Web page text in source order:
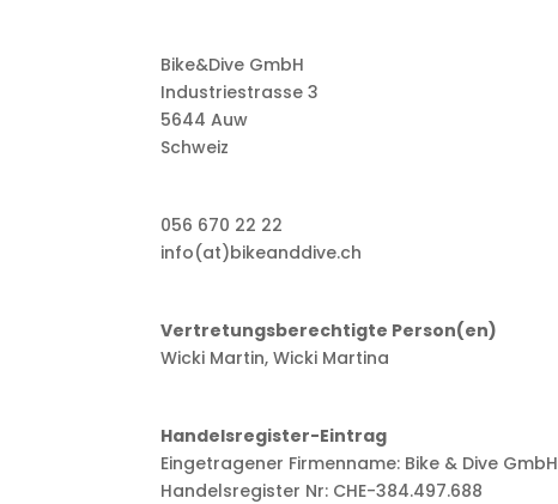
Bike&Dive GmbH
Industriestrasse 3
5644 Auw
Schweiz
056 670 22 22
info(at)bikeanddive.ch
Vertretungsberechtigte Person(en)
Wicki Martin, Wicki Martina
Handelsregister-Eintrag
Eingetragener Firmenname: Bike & Dive GmbH
Handelsregister Nr: CHE-384.497.688